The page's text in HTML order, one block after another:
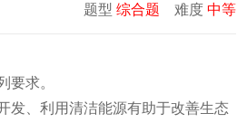
题型 综合题 难度 中等
要求。
发、利用清洁能源有助于改善生态